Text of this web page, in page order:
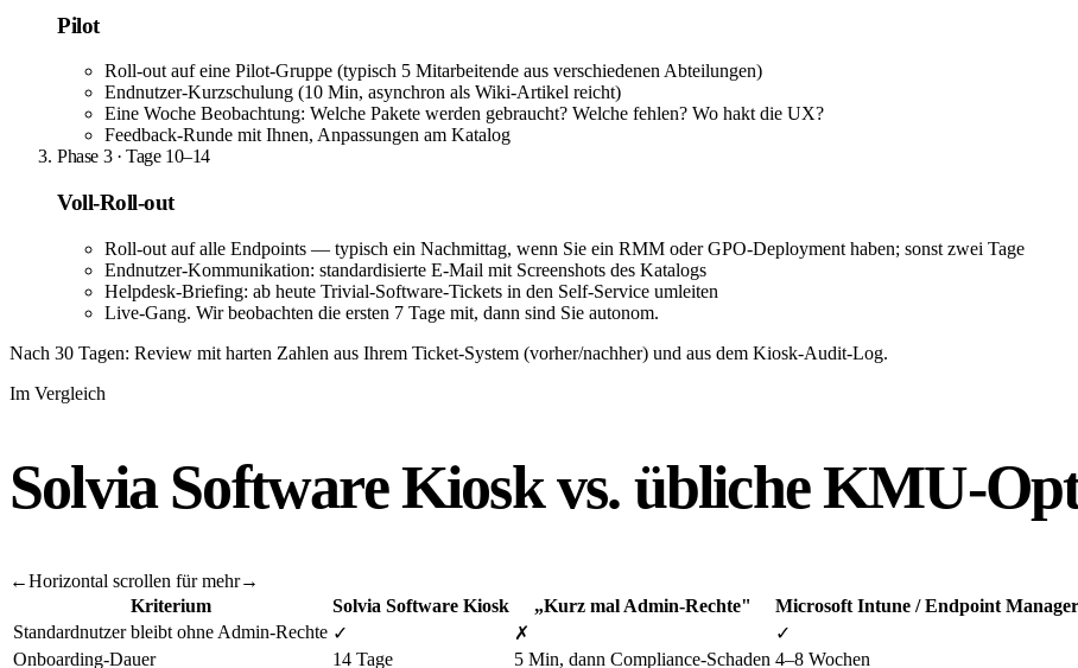
Pilot
Roll-out auf eine Pilot-Gruppe (typisch 5 Mitarbeitende aus verschiedenen Abteilungen)
Endnutzer-Kurzschulung (10 Min, asynchron als Wiki-Artikel reicht)
Eine Woche Beobachtung: Welche Pakete werden gebraucht? Welche fehlen? Wo hakt die UX?
Feedback-Runde mit Ihnen, Anpassungen am Katalog
Phase 3 · Tage 10–14
Voll-Roll-out
Roll-out auf alle Endpoints — typisch ein Nachmittag, wenn Sie ein RMM oder GPO-Deployment haben; sonst zwei Tage
Endnutzer-Kommunikation: standardisierte E-Mail mit Screenshots des Katalogs
Helpdesk-Briefing: ab heute Trivial-Software-Tickets in den Self-Service umleiten
Live-Gang. Wir beobachten die ersten 7 Tage mit, dann sind Sie autonom.
Nach 30 Tagen: Review mit harten Zahlen aus Ihrem Ticket-System (vorher/nachher) und aus dem Kiosk-Audit-Log.
Im Vergleich
Solvia Software Kiosk vs. übliche KMU-
←Horizontal scrollen für mehr→
Kriterium
Solvia Software Kiosk „Kurz mal Admin-Rechte" Microsoft Intune / Endpoint Manager
Standardnutzer bleibt ohne Admin-Rechte ✓ ✗ ✓
Onboarding-Dauer
14 Tage 5 Min, dann Compliance-Schaden 4–8 Wochen